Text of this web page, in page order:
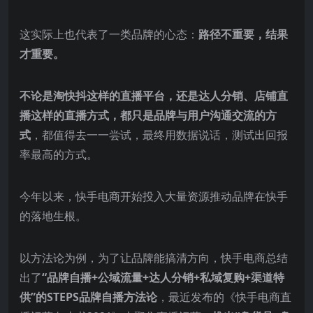
这实际上也代表了一类品牌的心态： 路径不重要，结果
才重要。
不论是淘快抖这样的直播平台，还是达人分销、店铺直
播这样的直播方式，都只是品牌与用户沟通交流的方
式 ，都值得去一一尝试，最终用数据说话，测试出回报
率最高的方式。
今年以来，快手电商开始投入大量资源推动品牌在快手
的落地生根。
以方法论为例，为了让品牌能搞清方向，快手电商总结
出了“品牌自播+公域流量+达人分销+私域复购+渠道特
供”的STEPS品牌自播方法论 ，最近发布的《快手电商直